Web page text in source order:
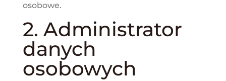
osobowe.
2. Administrator
danych
osobowych